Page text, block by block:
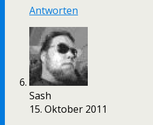
Antworten
Sash
15. Oktober 2011